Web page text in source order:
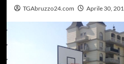
TGAbruzzo24.com Aprile 30,